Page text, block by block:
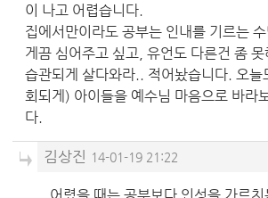
이 나고 어렵습니다.
집에서만이라도 공부는 인내를 기르는
게끔 심어주고 싶고, 유언도 다른건 좀
습관되게 살다와라.. 적어놨습니다. 오
회되게) 아이들을 예수님 마음으로 바라
다.
김상진 14-01-19 21:22